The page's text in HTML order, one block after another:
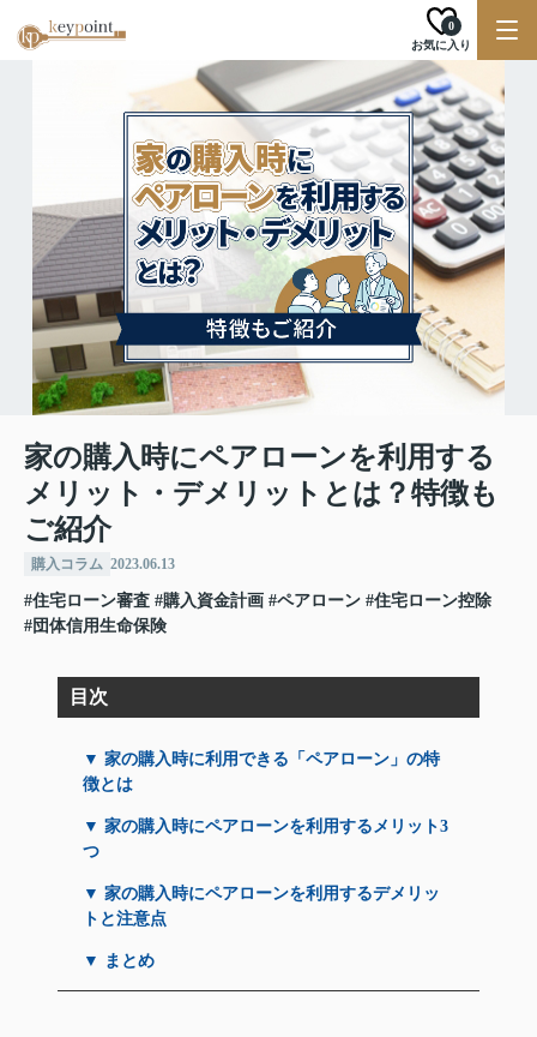
お気に入り
0
家の購入時にペアローンを利用する
メリット・デメリットとは？特徴も
ご紹介
購入コラム 2023.06.13
#住宅ローン審査 #購入資金計画 #ペアローン #住宅ローン控除
#団体信用生命保険
目次
▼ 家の購入時に利用できる「ペアローン」の特
徴とは
▼ 家の購入時にペアローンを利用するメリット3
つ
▼ 家の購入時にペアローンを利用するデメリッ
トと注意点
▼ まとめ